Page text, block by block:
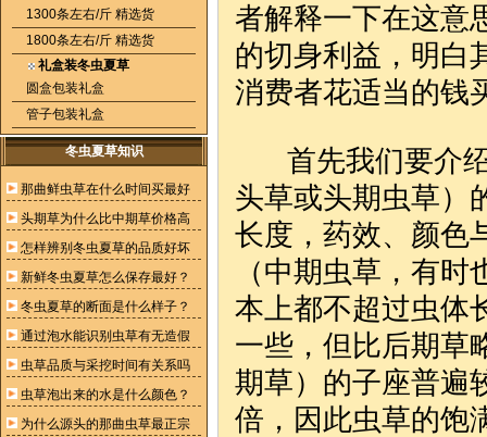
1300条左右/斤 精选货
1800条左右/斤 精选货
礼盒装冬虫夏草
圆盒包装礼盒
管子包装礼盒
冬虫夏草知识
那曲鲜虫草在什么时间买最好
头期草为什么比中期草价格高
怎样辨别冬虫夏草的品质好坏
新鲜冬虫夏草怎么保存最好？
冬虫夏草的断面是什么样子？
通过泡水能识别虫草有无造假
虫草品质与采挖时间有关系吗
虫草泡出来的水是什么颜色？
为什么源头的那曲虫草最正宗
者解释一下在这意
的切身利益，明白
消费者花适当的钱
首先我们要介绍
头草或头期虫草）
长度，药效、颜色
（中期虫草，有
本上都不超过虫体
一些，但比后期草
期草）的子座普遍
倍，因此虫草的饱